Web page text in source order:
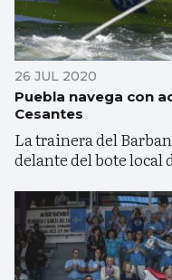
26 JUL 2020
Puebla navega con
Cesantes
La trainera del
delante del bote local